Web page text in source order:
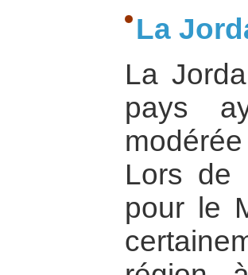
La
La
pays
Lors de
pour le